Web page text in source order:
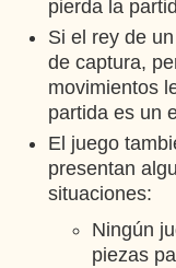
pierda la
Si el rey de
de captura,
movimientos
partida es un
El juego
presentan
situaciones:
Ningún
piezas